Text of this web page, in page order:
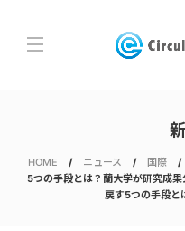
HOME ニュース 国際
5つの手段とは？蘭大学が研究成
戻す5つの手段と